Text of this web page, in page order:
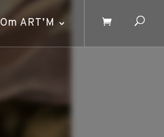
Om ART’M